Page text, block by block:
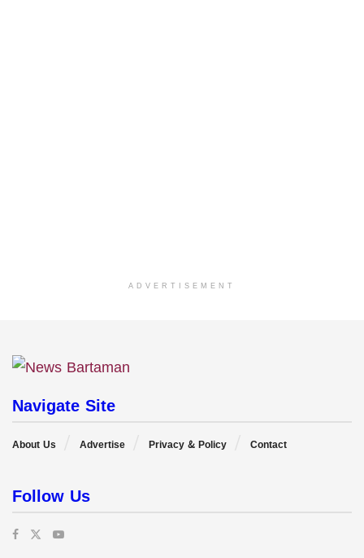
ADVERTISEMENT
Navigate Site
About Us Advertise Privacy & Policy Contact
Follow Us